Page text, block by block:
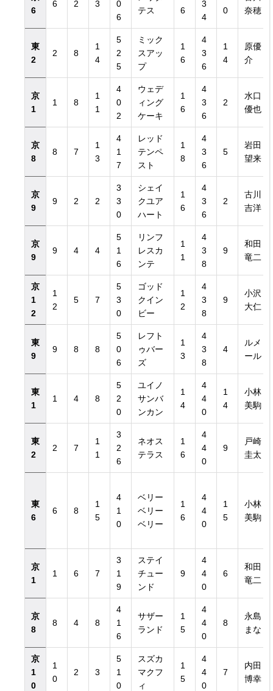
付き）
6
6 2 3
0
6
テス
6
3
4
0
奈穂
東
2
2 8
1
4
5
2
5
ミック
スアッ
プ
1
6
4
3
6
1
4
原優
介
京
1
1 8
1
1
4
0
2
ウェデ
ィング
ケーキ
1
6
4
3
6
2
水口
優也
京
8
8 7
1
3
4
1
7
レッド
テンペ
スト
1
8
4
3
6
5
岩田
望来
京
9
9 2 2
3
3
0
シェイ
クユア
ハート
1
6
4
3
6
2
古川
吉洋
京
9
9 4 4
5
1
6
リンフ
レスカ
ンテ
1
1
4
3
8
9
和田
竜二
京
1
2
1
2
5 7
5
3
0
ゴッド
クイン
ビー
1
2
4
3
8
9
小沢
大仁
東
9
9 8 8
5
0
6
レフト
ゥバー
ズ
1
3
4
3
8
4
ルメ
ール
東
1
1 4 8
5
2
0
ユイノ
サンバ
ンカン
1
4
4
4
0
1
4
小林
美駒
東
2
2 7
1
1
3
2
6
ネオス
テラス
1
6
4
4
0
9
戸崎
圭太
東
6
6 8
1
5
4
1
0
ベリー
ベリー
ベリー
1
6
4
4
0
1
5
小林
美駒
京
1
1 6 7
3
1
9
ステイ
チュー
ンド
9
4
4
0
6
和田
竜二
京
8
8 4 8
4
1
6
サザー
ランド
1
5
4
4
0
8
永島
まな
京
1
0
1
0
2 3
5
1
0
スズカ
マクフ
ィ
1
5
4
4
0
7
内田
博幸